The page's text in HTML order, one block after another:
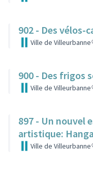
902 - Des vélos-
Ville de Villeurbanne
900 - Des frigos
Ville de Villeurbanne
897 - Un nouvel
artistique:
Ville de Villeurbanne